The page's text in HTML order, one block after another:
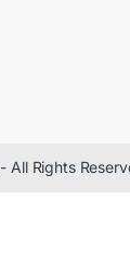
All Rights